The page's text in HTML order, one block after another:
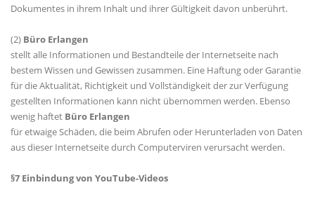
Dokumentes in ihrem Inhalt und ihrer Gültigkeit davon unberührt.
(2) Büro Erlangen
stellt alle Informationen und Bestandteile der Internetseite nach
bestem Wissen und Gewissen zusammen. Eine Haftung oder Garantie
für die Aktualität, Richtigkeit und Vollständigkeit der zur Verfügung
gestellten Informationen kann nicht übernommen werden. Ebenso
wenig haftet Büro Erlangen
für etwaige Schäden, die beim Abrufen oder Herunterladen von Daten
aus dieser Internetseite durch Computerviren verursacht werden.
§7 Einbindung von YouTube-Videos